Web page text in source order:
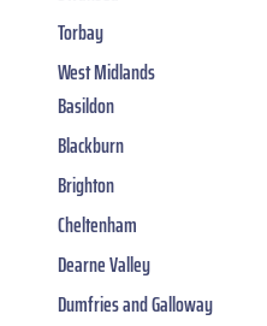
Torbay
West Midlands
Basildon
Blackburn
Brighton
Cheltenham
Dearne Valley
Dumfries and Galloway